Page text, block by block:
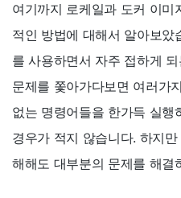
여기까지 로케일과 도커 이
적인 방법에 대해서 알아보았
를 사용하면서 자주 접하게
문제를 쫓아가다보면 여러가
없는 명령어들을 한가득 실
경우가 적지 않습니다. 하지
해해도 대부분의 문제를 해결